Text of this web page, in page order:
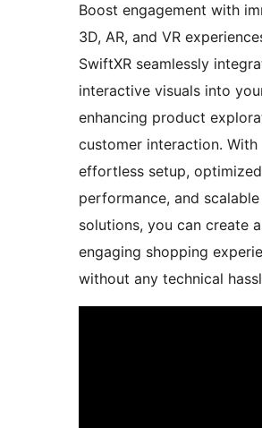
Boost engagement with
3D, AR, and VR
SwiftXR seamlessly
interactive visuals into
enhancing product
customer interaction. With
effortless setup, optimized
performance, and scalable
solutions, you can create
engaging shopping
without any technical